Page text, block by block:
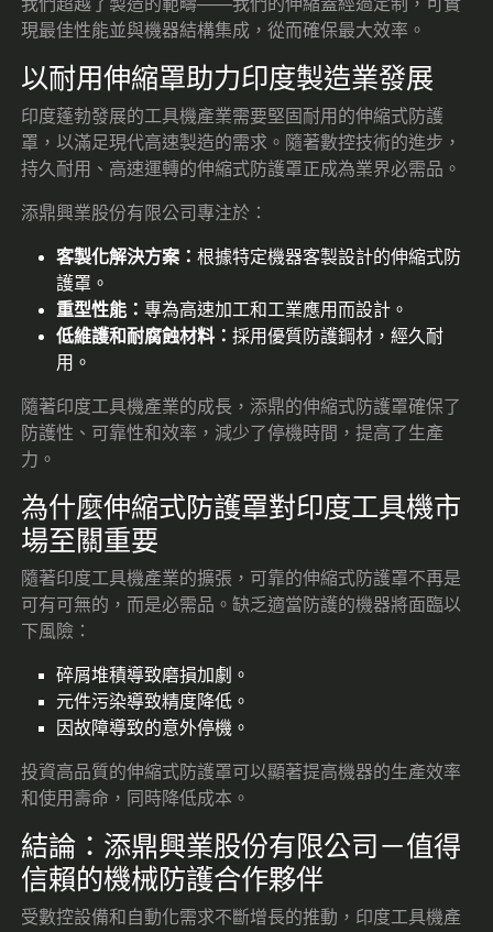
現最佳性能並與機器結構集成，從而確保最大效率。
以耐用伸縮罩助力印度製造業發展
印度蓬勃發展的工具機產業需要堅固耐用的伸縮式防護
罩，以滿足現代高速製造的需求。隨著數控技術的進步，
持久耐用、高速運轉的伸縮式防護罩正成為業界必需品。
添鼎興業股份有限公司專注於：
客製化解決方案：根據特定機器客製設計的伸縮式防
護罩。
重型性能：專為高速加工和工業應用而設計。
低維護和耐腐蝕材料：採用優質防護鋼材，經久耐
用。
隨著印度工具機產業的成長，添鼎的伸縮式防護罩確保了
防護性、可靠性和效率，減少了停機時間，提高了生產
力。
為什麼伸縮式防護罩對印度工具機市
場至關重要
隨著印度工具機產業的擴張，可靠的伸縮式防護罩不再是
可有可無的，而是必需品。缺乏適當防護的機器將面臨以
下風險：
碎屑堆積導致磨損加劇。
元件污染導致精度降低。
因故障導致的意外停機。
投資高品質的伸縮式防護罩可以顯著提高機器的生產效率
和使用壽命，同時降低成本。
結論：添鼎興業股份有限公司－值得
信賴的機械防護合作夥伴
受數控設備和自動化需求不斷增長的推動，印度工具機產